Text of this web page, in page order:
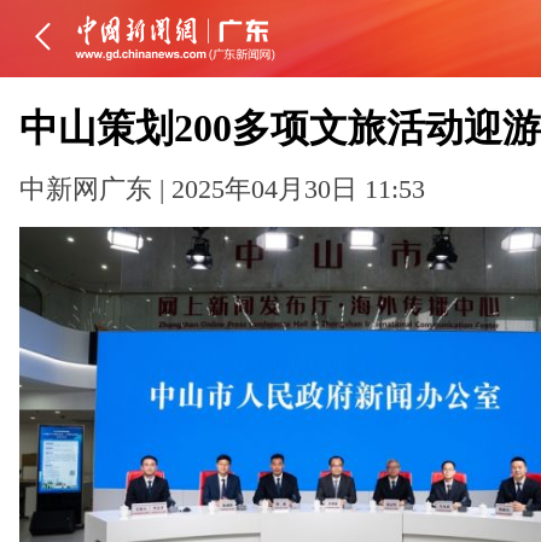
中山策划200多项文旅活动迎
中新网广东 | 2025年04月30日 11:53